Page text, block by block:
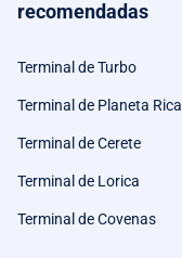
recomendadas
Terminal de Turbo
Terminal de Planeta Rica
Terminal de Cerete
Terminal de Lorica
Terminal de Covenas